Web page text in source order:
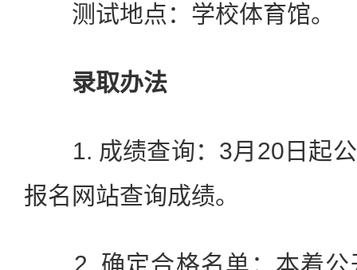
测试地点：学校体育馆。
录取办法
1. 成绩查询：3月20日起公
报名网站查询成绩。
2. 确定合格名单：本着公